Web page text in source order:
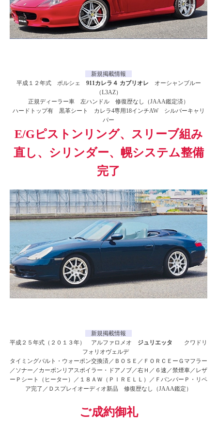
新規掲載情報
平成１２年式 ポルシェ 911カレラ４ カブリオレ オーシャンブルー
（L3AZ）
正規ディーラー車 左ハンドル 修復歴なし（JAAA鑑定済）
ハードトップ有 黒革シート カレラ4専用18インチAW シルバーキャリ
パー
E/Gピストンリング、スリーブ組み
直し、シリンダー、幌システム整備
完了
新規掲載情報
平成２５年式（２０１３年） アルファロメオ ジュリエッタ
クワドリ
フォリオヴェルデ
タイミングバルト・ウォーポン交換済／ＢＯＳＥ／ＦＯＲＣＥーＧマフラー
／ソナー／カーボンリアスポイラー・ドアノブ／右Ｈ／６速／禁煙車／レザ
ーＰシート（ヒーター）／１８ＡＷ（ＰＩＲＥＬＬ）／ＦバンパーＰ・リペ
ア完了／Ｄスプレイオーディオ新品 修復歴なし（JAAA鑑定）
ご成約御礼